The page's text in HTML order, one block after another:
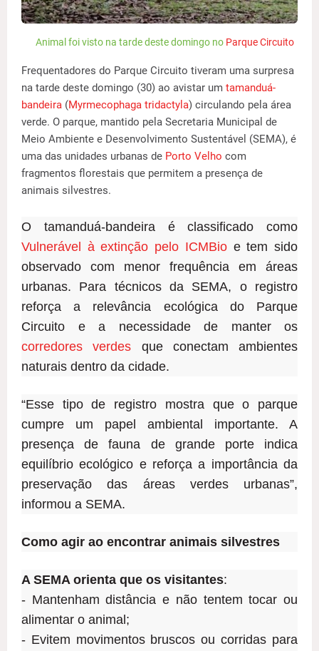
Animal foi visto na tarde deste domingo no Parque Circuito
Frequentadores do Parque Circuito tiveram uma surpresa
na tarde deste domingo (30) ao avistar um tamanduá-
bandeira (Myrmecophaga tridactyla) circulando pela área
verde. O parque, mantido pela Secretaria Municipal de
Meio Ambiente e Desenvolvimento Sustentável (SEMA), é
uma das unidades urbanas de Porto Velho com
fragmentos florestais que permitem a presença de
animais silvestres.
O tamanduá-bandeira é classificado como
Vulnerável à extinção pelo ICMBioe tem sido
observado com menor frequência em áreas
urbanas. Para técnicos da SEMA, o registro
reforça a relevância ecológica do Parque
Circuito e a necessidade de manter os
corredores verdes que conectam ambientes
naturais dentro da cidade.
“Esse tipo de registro mostra que o parque
cumpre um papel ambiental importante. A
presença de fauna de grande porte indica
equilíbrio ecológico e reforça a importância da
preservação das áreas verdes urbanas”,
informou a SEMA.
Como agir ao encontrar animais silvestres
A SEMA orienta que os visitantes:
- Mantenham distância e não tentem tocar ou
alimentar o animal;
- Evitem movimentos bruscos ou corridas para